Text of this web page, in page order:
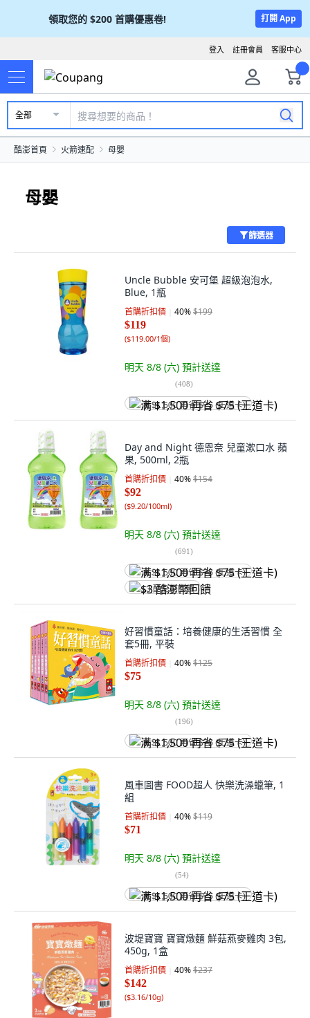
領取您的 $200 首購優惠卷! 打開 App
客服中心
註冊會員
登入
全部
酷澎首頁 火箭速配 母嬰
母嬰
篩選器
Uncle Bubble 安可堡 超級泡泡水,
Blue, 1瓶
首購折扣價 40%$199
$119
($119.00/1個)
明天 8/8 (六) 預計送達
(408)
满 $1,500 再省 $75 (王道卡)
Day and Night 德恩奈 兒童漱口水 蘋
果, 500ml, 2瓶
首購折扣價 40%$154
$92
($9.20/100ml)
明天 8/8 (六) 預計送達
(691)
满 $1,500 再省 $75 (王道卡)
$3 酷澎幣回饋
好習慣童話：培養健康的生活習慣 全
套5冊, 平裝
首購折扣價 40%$125
$75
明天 8/8 (六) 預計送達
(196)
满 $1,500 再省 $75 (王道卡)
風車圖書 FOOD超人 快樂洗澡蠟筆, 1
組
首購折扣價 40%$119
$71
明天 8/8 (六) 預計送達
(54)
满 $1,500 再省 $75 (王道卡)
波堤寶寶 寶寶燉麵 鮮菇燕麥雞肉 3包,
450g, 1盒
首購折扣價 40%$237
$142
($3.16/10g)